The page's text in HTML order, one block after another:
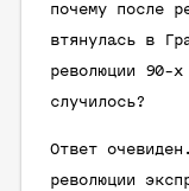
почему после
втянулась в
революции 90-
случилось?
Ответ
революции